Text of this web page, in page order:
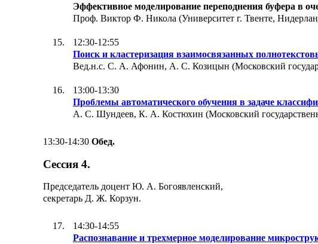
Эффективное моделирование переподнения буфера в
Проф. Виктор Ф. Никола (Университет г. Твенте,
12:30-12:55
Поиск и кластеризация взаимосвязанных
Вед.н.с. С. А. Афонин, А. С. Козицын (Московский
13:00-13:30
Проблемы автоматического обучения в задаче
А. С. Шундеев, К. А. Костюхин (Московский
13:30-14:30 Обед.
Сессия 4.
Председатель доцент Ю. А. Богоявленский,
секретарь Д. Ж. Корзун.
14:30-14:55
Распознавание и трехмерное моделирование